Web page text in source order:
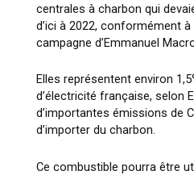
centrales à charbon qui
d’ici à 2022, conformément
campagne d’Emmanuel
Elles représentent environ
d’électricité française, selon
d’importantes émissions de
d’importer du charbon.
Ce combustible pourra être